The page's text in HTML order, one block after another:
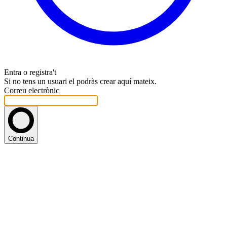
Entra o registra't
Si no tens un usuari el podràs crear aquí mateix.
Correu electrònic
Continua